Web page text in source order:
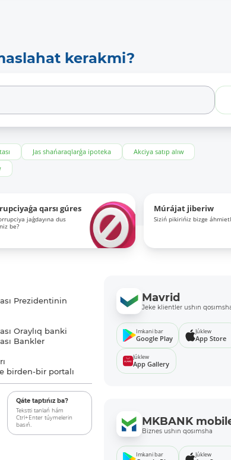
kerakmi?
Jas shańaraqlarǵa ipoteka
Akciya satıp alıw
qarsı gúres
jaǵdayına dus
be?
Múrájat jiberiw
Siziń pikirińiz bizge
Prezidentinin
Oraylıq banki
Bankler
birden-bir portalı
Qáte taptıńız ba?
Tekstti tanlań hám
Ctrl+Enter túymelerin
basıń.
Mavrid
Jeke klientler ushın
Imkani bar
Google Play
Júklew
App Store
Júklew
App Gallery
MKBANK
Biznes ushın qosımsha
Imkani bar Júklew